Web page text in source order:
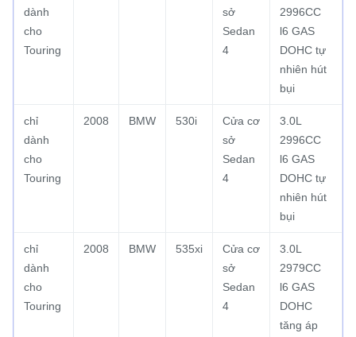
dành
cho
Touring
sở
Sedan
4
2996CC
l6 GAS
DOHC tự
nhiên hút
bụi
chỉ
dành
cho
Touring
2008 BMW 530i
Cửa cơ
sở
Sedan
4
3.0L
2996CC
l6 GAS
DOHC tự
nhiên hút
bụi
chỉ
dành
cho
Touring
2008 BMW 535xi
Cửa cơ
sở
Sedan
4
3.0L
2979CC
l6 GAS
DOHC
tăng áp